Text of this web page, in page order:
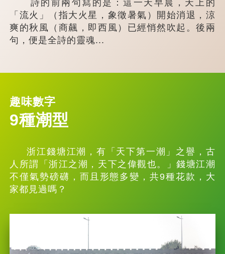
詩的前兩句寫的是：這一天早晨，天上的
「流火」（指大火星，象徵暑氣）開始消退，涼
爽的秋風（商飆，即西風）已經悄然吹起。後兩
句，便是全詩的靈魂...
趣味數字
9種潮型
浙江錢塘江潮，有「天下第一潮」之譽，古
人所謂「浙江之潮，天下之偉觀也。」錢塘江潮
不僅氣勢磅礴，而且形態多變，共9種花款，大
家都見過嗎？